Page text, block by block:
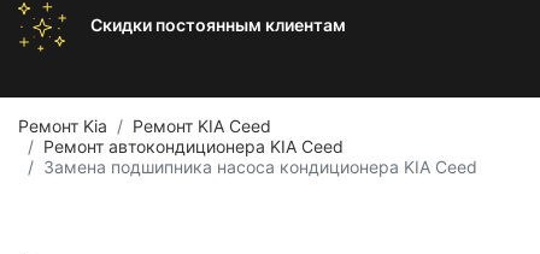
Скидки постоянным клиентам
Ремонт Kia
Ремонт KIA Ceed
Ремонт автокондиционера KIA Ceed
Замена подшипника насоса кондиционера KIA Ceed